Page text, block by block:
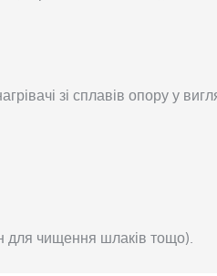
зі сплавів опору у
для чищення шлаків тощо).